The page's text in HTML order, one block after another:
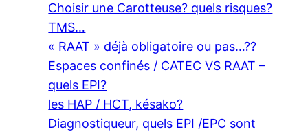
Choisir une Carotteuse? quels risques?
TMS…
« RAAT » déjà obligatoire ou pas…??
Espaces confinés / CATEC VS RAAT –
quels EPI?
les HAP / HCT, késako?
Diagnostiqueur, quels EPI /EPC sont